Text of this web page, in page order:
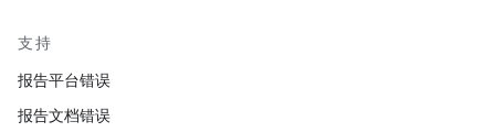
支持
报告平台错误
报告文档错误